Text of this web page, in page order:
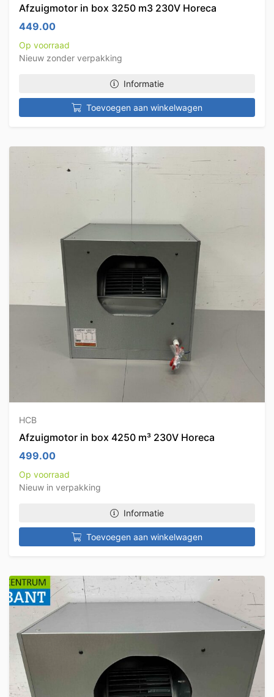
Afzuigmotor in box 3250 m3 230V Horeca
449.00
Op voorraad
Nieuw zonder verpakking
Informatie
Toevoegen aan winkelwagen
HCB
Afzuigmotor in box 4250 m³ 230V Horeca
499.00
Op voorraad
Nieuw in verpakking
Informatie
Toevoegen aan winkelwagen